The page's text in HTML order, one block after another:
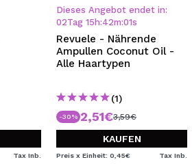
Tax Inb.
Dieses Angebot endet in:
02Tag 15 h:41m:59s
Revuele - Nährende
Ampullen Coconut Oil -
Alle Haartypen
(1)
-30% 2,51€3,59€
KAUFEN
Preis x Einheit: 0,45€ Tax Inb.